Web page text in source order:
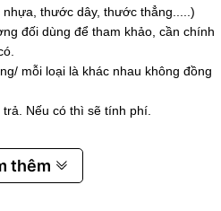
thước dây, thước thẳng.....)
đối dùng để tham khảo, cần chính
mỗi loại là khác nhau không đồng
Nếu có thì sẽ tính phí.
thêm